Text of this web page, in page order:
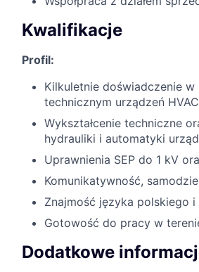
Kwalifikacje
Profil:
Kilkuletnie doświadczenie
technicznym urządzeń
Wykształcenie techniczne
hydrauliki i automatyki
Uprawnienia SEP do 1 kV
Komunikatywność,
Znajmość języka polskiego
Gotowość do pracy w
Dodatkowe